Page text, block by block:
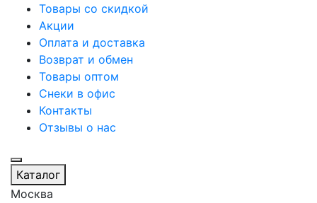
Товары со скидкой
Акции
Оплата и доставка
Возврат и обмен
Товары оптом
Снеки в офис
Контакты
Отзывы о нас
Каталог
Москва